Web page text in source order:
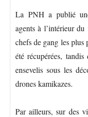
La PNH a publié
agents à l’intérieur
chefs de gang les plus
été récupérées,
ensevelis sous les
drones kamikazes.
Par ailleurs, sur des